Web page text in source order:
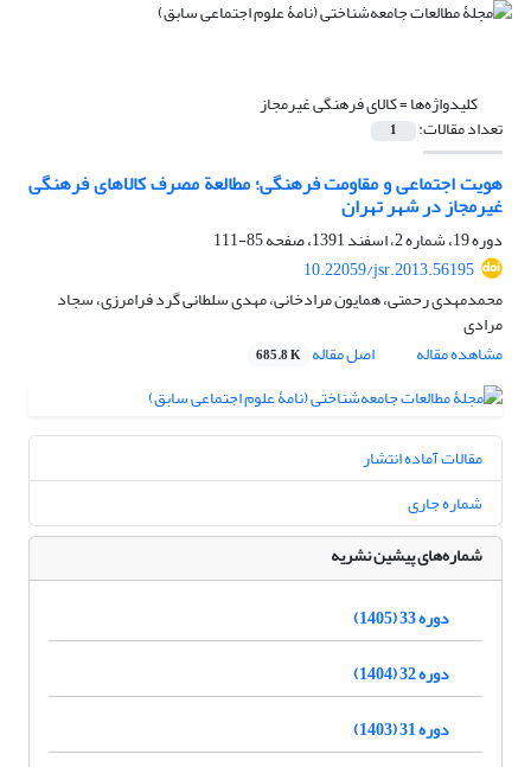
کلیدواژه‌ها =کالای فرهنگی غیرمجاز
تعداد مقالات: 1
هویت اجتماعی و مقاومت فرهنگی؛ مطالعة مصرف کالاهای فرهنگی
غیرمجاز در شهر تهران
دوره 19، شماره 2، اسفند 1391، صفحه
85-111
10.22059/jsr.2013.56195
محمدمهدی رحمتی، همایون مرادخانی، مهدی سلطانی گرد فرامرزی، سجاد
مرادی
مشاهده مقاله
اصل مقاله 685.8 K
مقالات آماده انتشار
شماره جاری
شماره‌های پیشین نشریه
دوره 33 (1405)
دوره 32 (1404)
دوره 31 (1403)